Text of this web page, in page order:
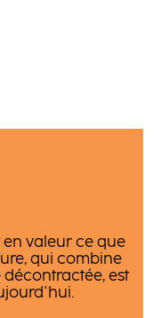
valeur ce que
qui combine
est